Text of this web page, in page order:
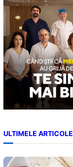
h
ULTIMELE ARTICOLE